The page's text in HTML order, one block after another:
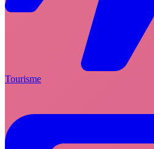
Tourisme